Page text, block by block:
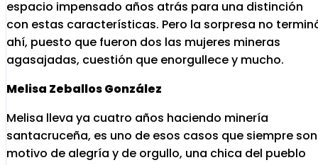
espacio impensado años atrás para una distinción
con estas características. Pero la sorpresa no
ahí, puesto que fueron dos las mujeres mineras
agasajadas, cuestión que enorgullece y mucho.
Melisa Zeballos González
Melisa lleva ya cuatro años haciendo minería
santacruceña, es uno de esos casos que siempre son
motivo de alegría y de orgullo, una chica del pueblo